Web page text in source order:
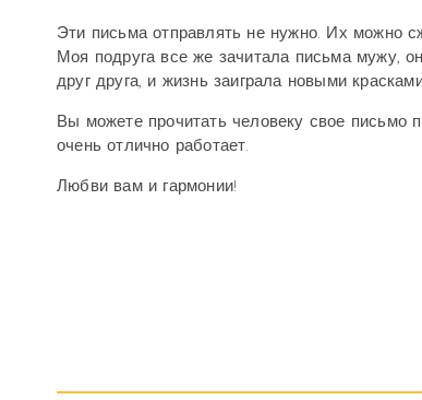
Эти письма отправлять не нужно. Их можно
Моя подруга все же зачитала письма мужу,
друг друга, и жизнь заиграла новыми
Вы можете прочитать человеку свое письмо
очень отлично работает.
Любви вам и гармонии!